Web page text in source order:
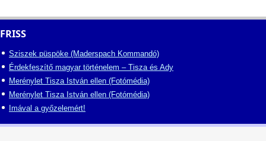
FRISS
Sziszek püspöke (Maderspach Kommandó)
Érdekfeszítő magyar történelem – Tisza és Ady
Merénylet Tisza István ellen (Fotómédia)
Merénylet Tisza István ellen (Fotómédia)
Imával a győzelemért!